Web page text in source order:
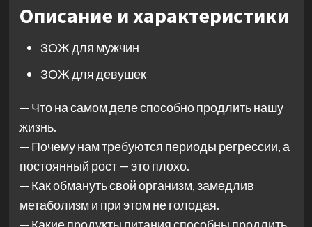
Описание и характеристики
ЗОЖ для мужчин
ЗОЖ для девушек
— Что на самом деле способно продлить нашу
жизнь.
— Почему нам требуются периоды регрессии, а
постоянный рост — это плохо.
— Как обмануть свой организм, замедлив
метаболизм и при этом не голодая.